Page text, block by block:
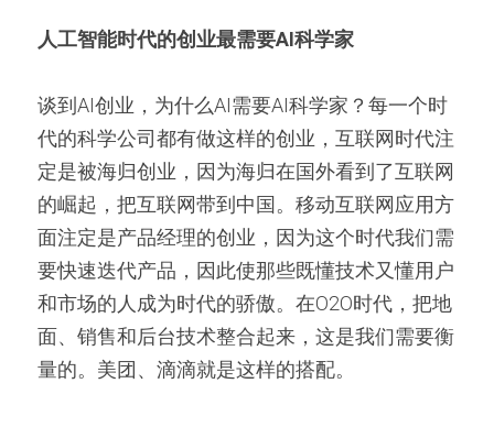
人工智能时代的创业最需要AI科学家
谈到AI创业，为什么AI需要AI科学家？每一个时
代的科学公司都有做这样的创业，互联网时代注
定是被海归创业，因为海归在国外看到了互联网
的崛起，把互联网带到中国。移动互联网应用方
面注定是产品经理的创业，因为这个时代我们需
要快速迭代产品，因此使那些既懂技术又懂用户
和市场的人成为时代的骄傲。在O2O时代，把地
面、销售和后台技术整合起来，这是我们需要衡
量的。美团、滴滴就是这样的搭配。